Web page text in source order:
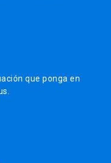
que ponga en